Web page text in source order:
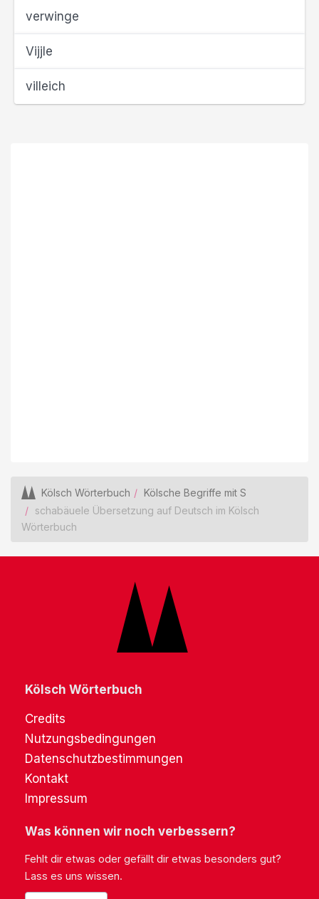
verwinge
Vijjle
villeich
Kölsch Wörterbuch
Kölsche Begriffe mit S
schabäuele Übersetzung auf Deutsch im Kölsch
Wörterbuch
Kölsch Wörterbuch
Credits
Nutzungsbedingungen
Datenschutzbestimmungen
Kontakt
Impressum
Was können wir noch verbessern?
Fehlt dir etwas oder gefällt dir etwas besonders gut?
Lass es uns wissen.